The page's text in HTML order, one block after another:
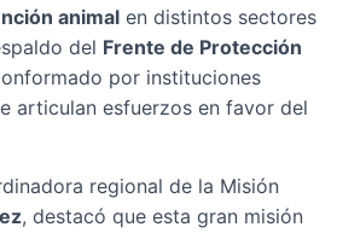
animal en distintos sectores
del Frente de Protección
por instituciones
articulan esfuerzos en favor del
regional de la Misión
, destacó que esta gran misión